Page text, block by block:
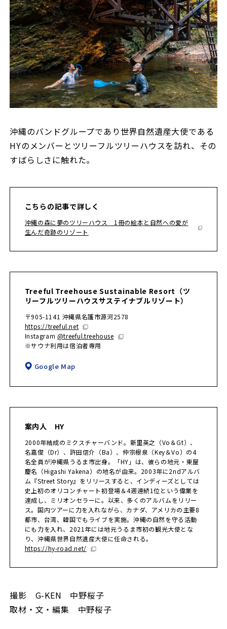
沖縄のバンドグループであり世界自然遺産大使である
HYのメンバーとツリーフルツリーハウスを訪れ、その
すばらしさに触れた。
こちらの記事で詳しく
沖縄の森に夢のツリーハウス 1冊の絵本と自然への愛が
生んだ奇跡のリゾート
Treeful Treehouse Sustainable Resort（ツ
リーフルツリーハウスサステイナブルリゾート）
〒905-1141 沖縄県名護市源河2578
https://treeful.net
Instagram @treeful.treehouse
※サウナ利用は宿泊者専用
Google Map
案内人 HY
2000年結成のミクスチャーバンド。新里英之（Vo＆Gt）、
名嘉俊（Dr）、許田信介（Ba）、仲宗根泉（Key＆Vo）の4
名全員が沖縄県うるま市出身。「HY」は、彼らの地元・東屋
慶名（Higashi Yakena）の地名が由来。2003年に2ndアルバ
ム『Street Story』をリリースすると、インディーズとしては
史上初のオリコンチャート初登場＆4週連続1位という偉業を
達成し、ミリオンセラーに。以来、多くのアルバムをリリー
ス。国内ツアーに力を入れながら、カナダ、アメリカの主要8
都市、台湾、韓国でもライブを実施。沖縄の自然を守る活動
にも力を入れ、2021年には地元うるま市初の観光大使とな
り、沖縄県世界自然遺産大使に任命される。
https://hy-road.net/
撮影 G-KEN 中野桜子
取材・文・編集 中野桜子